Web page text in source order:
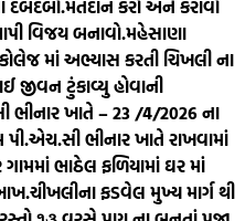
દબદબો.મતદાન કરો અને કરાવો
વિજય બનાવો.મહેસાણા
માં અભ્યાસ કરતી ચિખલી ના
જીવન ટુંકાવ્યુ હોવાની
ભીનાર ખાતે – 23 /4/2026 ના
પી.એચ.સી ભીનાર ખાતે રાખવામાં
ગામમાં ભાઠેલ ફળિયામાં ઘર માં
ચીખલીના ફડવેલ મુખ્ય માર્ગ થી